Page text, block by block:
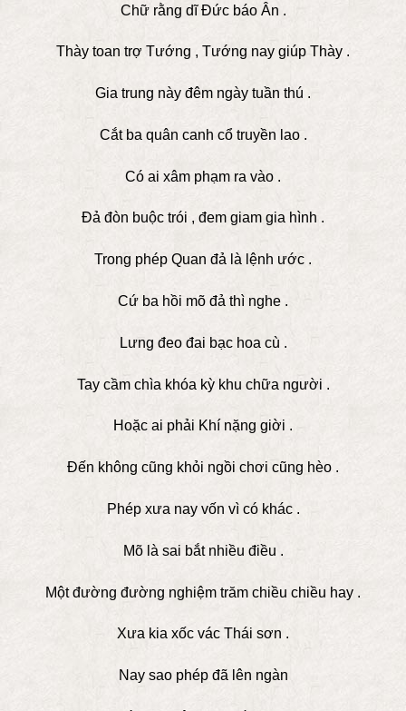
Chữ rằng dĩ Đức báo Ân .
Thày toan trợ Tướng , Tướng nay giúp Thày .
Gia trung này đêm ngày tuần thú .
Cắt ba quân canh cổ truyền lao .
Có ai xâm phạm ra vào .
Đả đòn buộc trói , đem giam gia hình .
Trong phép Quan đả là lệnh ước .
Cứ ba hồi mõ đả thì nghe .
Lưng đeo đai bạc hoa cù .
Tay cầm chìa khóa kỳ khu chữa người .
Hoặc ai phải Khí nặng giời .
Đến không cũng khỏi ngồi chơi cũng hèo .
Phép xưa nay vốn vì có khác .
Mõ là sai bắt nhiều điều .
Một đường đường nghiệm trăm chiều chiều hay .
Xưa kia xốc vác Thái sơn .
Nay sao phép đã lên ngàn